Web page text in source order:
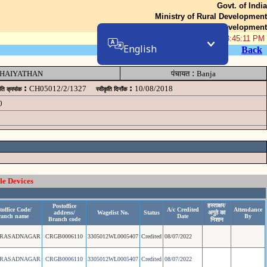
Govt. of India
Ministry of Rural Development
Department of Rural Development
07-Aug-2026 03:45:11 PM
Back
पंचायत: Banja
क्रमांक : CH05012/2/1327 स्वीकृति दिनॉंक : 10/08/2018
Devices
Code/
name
Postoffice
address/
Branch code
Wagelist No. Status
A/c Credited
Date
हस्ताक्षर/
अगुठे का
निशान
Attendance
By
CRGB0006110 3305012WL0005407 Credited 08/07/2022
CRGB0006110 3305012WL0005407 Credited 08/07/2022
English